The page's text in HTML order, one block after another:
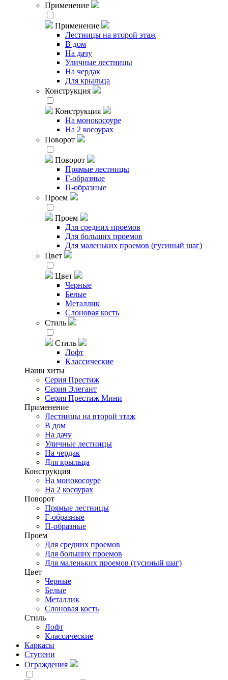
Применение
Применение
Лестницы на второй этаж
В дом
На дачу
Уличные лестницы
На чердак
Для крыльца
Конструкция
Конструкция
На монокосоуре
На 2 косоурах
Поворот
Поворот
Прямые лестницы
Г-образные
П-образные
Проем
Проем
Для средних проемов
Для больших проемов
Для маленьких проемов (гусиный шаг)
Цвет
Цвет
Черные
Белые
Металлик
Слоновая кость
Стиль
Стиль
Лофт
Классические
Наши хиты
Серия Престиж
Серия Элегант
Серия Престиж Мини
Применение
Лестницы на второй этаж
В дом
На дачу
Уличные лестницы
На чердак
Для крыльца
Конструкция
На монокосоуре
На 2 косоурах
Поворот
Прямые лестницы
Г-образные
П-образные
Проем
Для средних проемов
Для больших проемов
Для маленьких проемов (гусиный шаг)
Цвет
Черные
Белые
Металлик
Слоновая кость
Стиль
Лофт
Классические
Каркасы
Ступени
Ограждения